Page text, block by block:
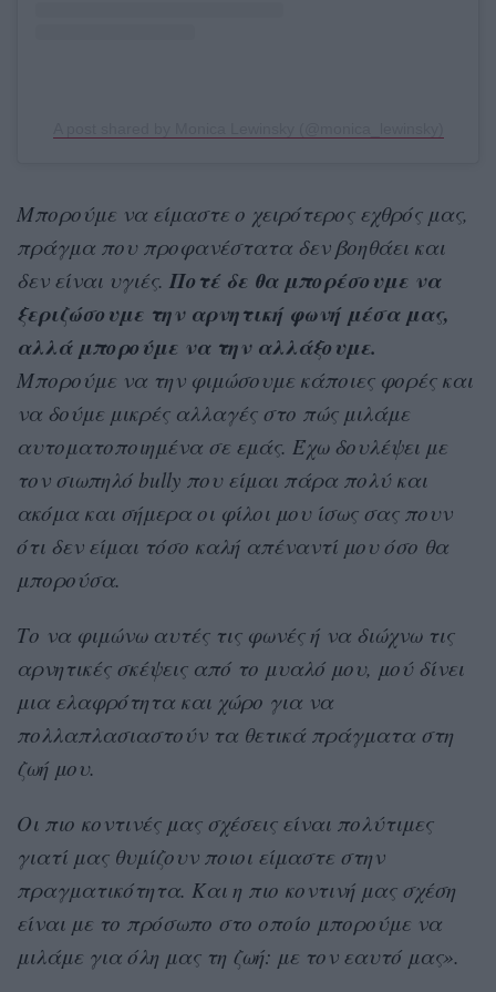
Μπορούμε να είμαστε ο χειρότερος εχθρός μας,
πράγμα που προφανέστατα δεν βοηθάει και
δεν είναι υγιές. Ποτέ δε θα μπορέσουμε να
ξεριζώσουμε την αρνητική φωνή μέσα μας,
αλλά μπορούμε να την αλλάξουμε.
Μπορούμε να την φιμώσουμε κάποιες φορές και
να δούμε μικρές αλλαγές στο πώς μιλάμε
αυτοματοποιημένα σε εμάς. Έχω δουλέψει με
τον σιωπηλό bully που είμαι πάρα πολύ και
ακόμα και σήμερα οι φίλοι μου ίσως σας πουν
ότι δεν είμαι τόσο καλή απέναντί μου όσο θα
μπορούσα.
Το να φιμώνω αυτές τις φωνές ή να διώχνω τις
αρνητικές σκέψεις από το μυαλό μου, μού δίνει
μια ελαφρότητα και χώρο για να
πολλαπλασιαστούν τα θετικά πράγματα στη
ζωή μου.
Οι πιο κοντινές μας σχέσεις είναι πολύτιμες
γιατί μας θυμίζουν ποιοι είμαστε στην
πραγματικότητα. Και η πιο κοντινή μας σχέση
είναι με το πρόσωπο στο οποίο μπορούμε να
μιλάμε για όλη μας τη ζωή: με τον εαυτό μας».